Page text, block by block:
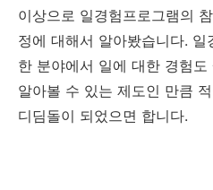
이상으로 일경험프로그램의
정에 대해서 알아봤습니다.
한 분야에서 일에 대한 경험
알아볼 수 있는 제도인 만큼
디딤돌이 되었으면 합니다.